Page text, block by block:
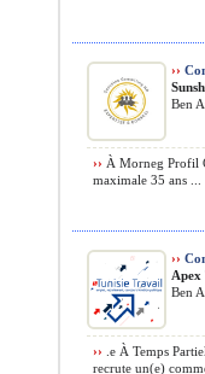
››
Ben
›› À Morneg Profil
maximale 35 ans ...
››
Apex
Ben
›› .e À Temps
recrute un(e)